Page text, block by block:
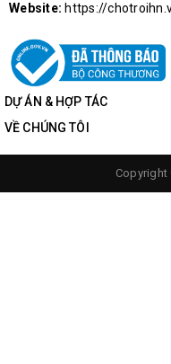
Website: https://
DỰ ÁN & HỢP TÁC
VỀ CHÚNG TÔI